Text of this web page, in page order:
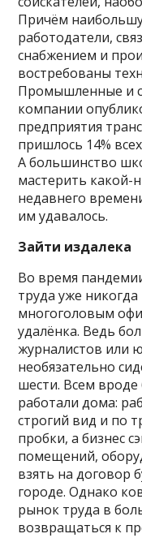
Причём
работодатели,
снабжением и
востребованы
Промышленные и
компании
предприятия
пришлось 14%
А большинство
мастерить какой-
недавнего
им удавалось.
Зайти издалека
Во время
труда уже
многоголовым
удалёнка. Ведь
журналистов или
необязательно
шести. Всем
работали дома:
строгий вид и по
пробки, а бизнес
помещений,
взять на договор
городе. Однако
рынок труда в
возвращаться к